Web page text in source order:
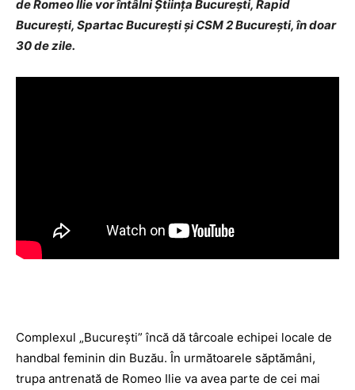
de Romeo Ilie vor întâlni Ştiinţa Bucureşti, Rapid
Bucureşti, Spartac Bucureşti şi CSM 2 Bucureşti, în doar
30 de zile.
Complexul „Bucureşti” încă dă târcoale echipei locale de
handbal feminin din Buzău. În următoarele săptămâni,
trupa antrenată de Romeo Ilie va avea parte de cei mai